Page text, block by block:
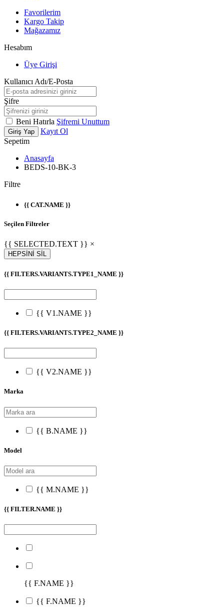
Favorilerim
Kargo Takip
Mağazamız
Hesabım
Üye Girişi
Kullanıcı Adı/E-Posta
Şifre
Beni Hatırla Şifremi Unuttum
Giriş Yap
Kayıt Ol
Sepetim
Anasayfa
BEDS-10-BK-3
Filtre
{{ CAT.NAME }}
Seçilen Filtreler
{{ SELECTED.TEXT }} ×
HEPSİNİ SİL
{{ FILTERS.VARIANTS.TYPE1_NAME }}
{{ V1.NAME }}
{{ FILTERS.VARIANTS.TYPE2_NAME }}
{{ V2.NAME }}
Marka
{{ B.NAME }}
Model
{{ M.NAME }}
{{ FILTER.NAME }}
{{ F.NAME }}
{{ F.NAME }}